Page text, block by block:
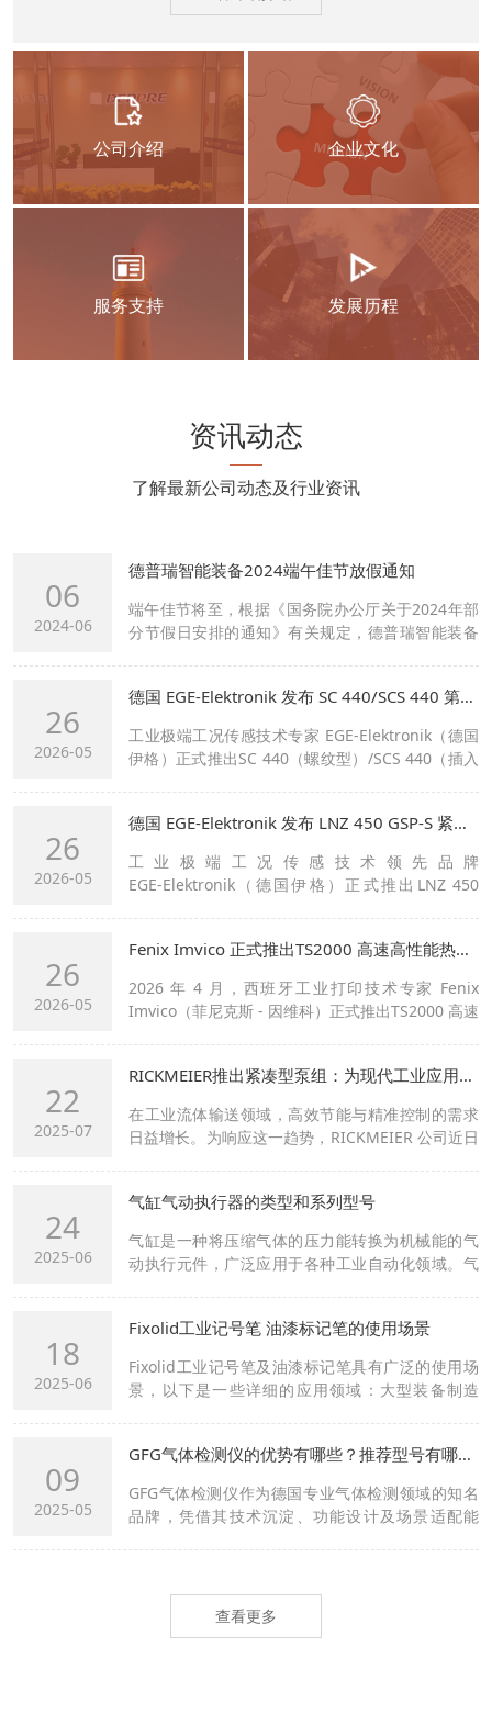
公司介绍 企业文化
服务支持 发展历程
资讯动态
了解最新公司动态及行业资讯
06
2024-06
德普瑞智能装备2024端午佳节放假通知
端午佳节将至，根据《国务院办公厅关于2024年部
分节假日安排的通知》有关规定，德普瑞智能装备
26
2026-05
德国 EGE-Elektronik 发布 SC 440/SCS 440 第四代热式流量控制器
工业极端工况传感技术专家 EGE‑Elektronik（德国
伊格）正式推出SC 440（螺纹型）/SCS 440（插入
26
2026-05
德国 EGE-Elektronik 发布 LNZ 450 GSP‑S 紧凑型气体流量传感器
工业极端工况传感技术领先品牌
EGE‑Elektronik（德国伊格）正式推出LNZ 450
26
2026-05
Fenix Imvico 正式推出TS2000 高速高性能热敏打印模块
2026 年 4 月，西班牙工业打印技术专家 Fenix
Imvico（菲尼克斯 - 因维科）正式推出TS2000 高速
22
2025-07
RICKMEIER推出紧凑型泵组：为现代工业应用提供高效的供油！
在工业流体输送领域，高效节能与精准控制的需求
日益增长。为响应这一趋势，RICKMEIER 公司近日
24
2025-06
气缸气动执行器的类型和系列型号
气缸是一种将压缩气体的压力能转换为机械能的气
动执行元件，广泛应用于各种工业自动化领域。气
18
2025-06
Fixolid工业记号笔 油漆标记笔的使用场景
Fixolid工业记号笔及油漆标记笔具有广泛的使用场
景，以下是一些详细的应用领域：大型装备制造
09
2025-05
GFG气体检测仪的优势有哪些？推荐型号有哪些？
GFG气体检测仪作为德国专业气体检测领域的知名
品牌，凭借其技术沉淀、功能设计及场景适配能
查看更多